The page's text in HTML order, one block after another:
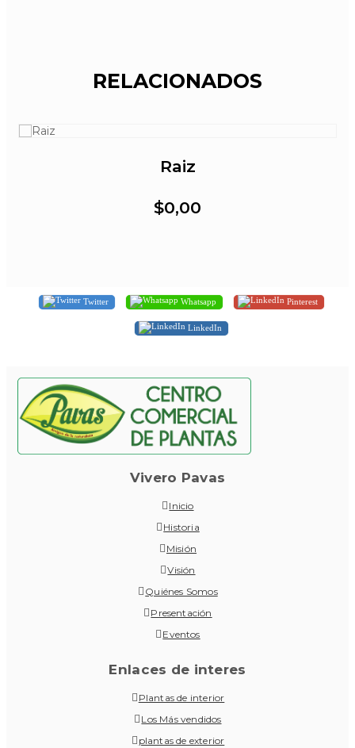
RELACIONADOS
Raiz
$0,00
Twitter Whatsapp Pinterest
LinkedIn
Vivero Pavas
Inicio
Historia
Misión
Visión
Quiénes Somos
Presentación
Eventos
Enlaces de interes
Plantas de interior
Los Más vendidos
plantas de exterior